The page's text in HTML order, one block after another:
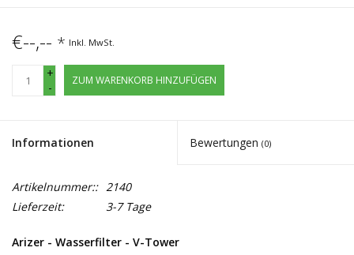
€--,-- * Inkl. MwSt.
+
-
ZUM WARENKORB HINZUFÜGEN
Informationen Bewertungen (0)
Artikelnummer:: 2140
Lieferzeit:
3-7 Tage
Arizer - Wasserfilter - V-Tower